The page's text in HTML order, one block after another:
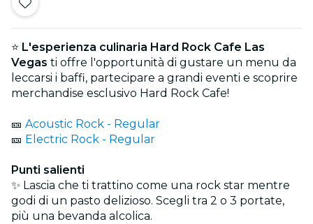
⭐ L'esperienza culinaria Hard Rock Cafe Las
Vegas ti offre l'opportunità di gustare un menu da
leccarsi i baffi, partecipare a grandi eventi e scoprire
merchandise esclusivo Hard Rock Cafe!
🎫 Acoustic Rock - Regular
🎫 Electric Rock - Regular
Punti salienti
✨ Lascia che ti trattino come una rock star mentre
godi di un pasto delizioso. Scegli tra 2 o 3 portate,
più una bevanda alcolica.